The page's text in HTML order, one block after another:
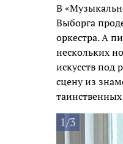
В
Выборга
оркестра. А
нескольких
искусств под
сцену из
1/3